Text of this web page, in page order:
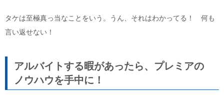
タケは至極真っ当なことをいう。うん、それはわかってる！ 何も
言い返せない！
アルバイトする暇があったら、プレミアの
ノウハウを手中に！